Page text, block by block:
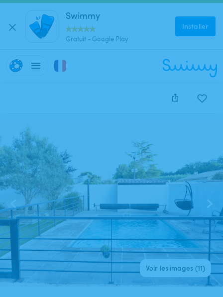
Swimmy
Gratuit - Google Play
Installer
/11
Voir les images (11)